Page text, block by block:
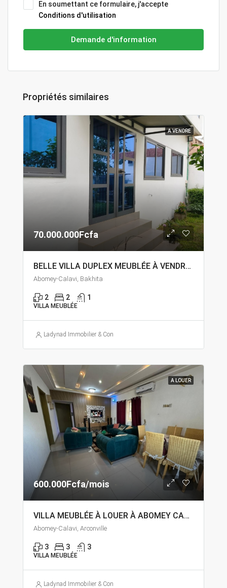
En soumettant ce formulaire, j'accepte
Conditions d'utilisation
Demande d'information
Propriétés similaires
A VENDRE
70.000.000Fcfa
BELLE VILLA DUPLEX MEUBLÉE À VENDRE À ABOMEY – CALAVI BAKHITA FINAFA
Abomey-Calavi, Bakhita
2 2 1
VILLA MEUBLÉE
Ladynad Immobilier & Construction
A LOUER
600.000Fcfa/mois
VILLA MEUBLÉE À LOUER À ABOMEY CALAVI ARCONVILLE
Abomey-Calavi, Arconville
3 3 3
VILLA MEUBLÉE
Ladynad Immobilier & Construction